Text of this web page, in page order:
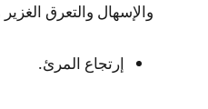
والإسهال والتعرق الغزير
إرتجاع المرئ.